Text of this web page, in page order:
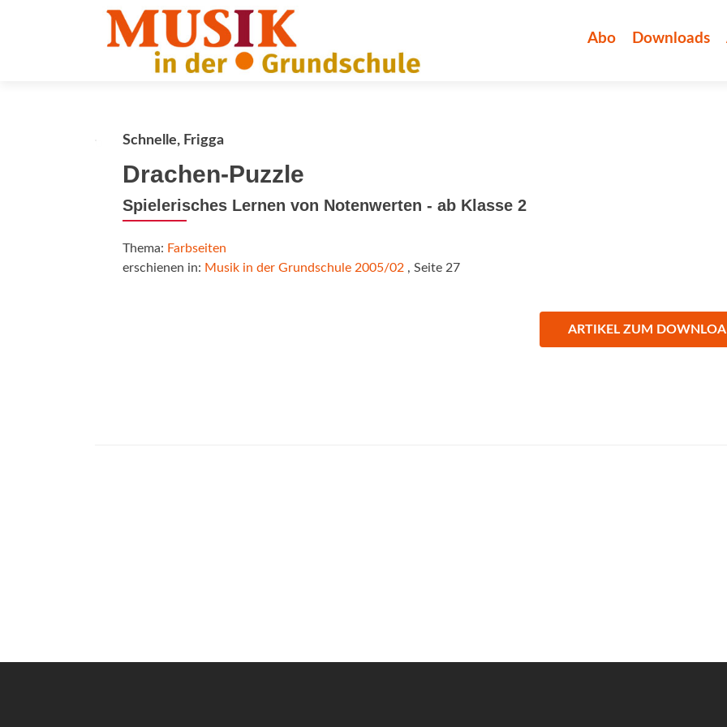
Abo Downloads
Schnelle, Frigga
Drachen-Puzzle
Spielerisches Lernen von Notenwerten - ab Klasse 2
Thema: Farbseiten
erschienen in: Musik in der Grundschule 2005/02 , Seite 27
ARTIKEL ZUM